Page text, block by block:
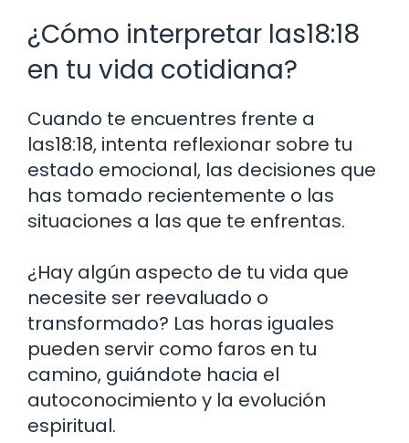
¿Cómo interpretar las18:18
en tu vida cotidiana?
Cuando te encuentres frente a
las18:18, intenta reflexionar sobre tu
estado emocional, las decisiones que
has tomado recientemente o las
situaciones a las que te enfrentas.
¿Hay algún aspecto de tu vida que
necesite ser reevaluado o
transformado? Las horas iguales
pueden servir como faros en tu
camino, guiándote hacia el
autoconocimiento y la evolución
espiritual.